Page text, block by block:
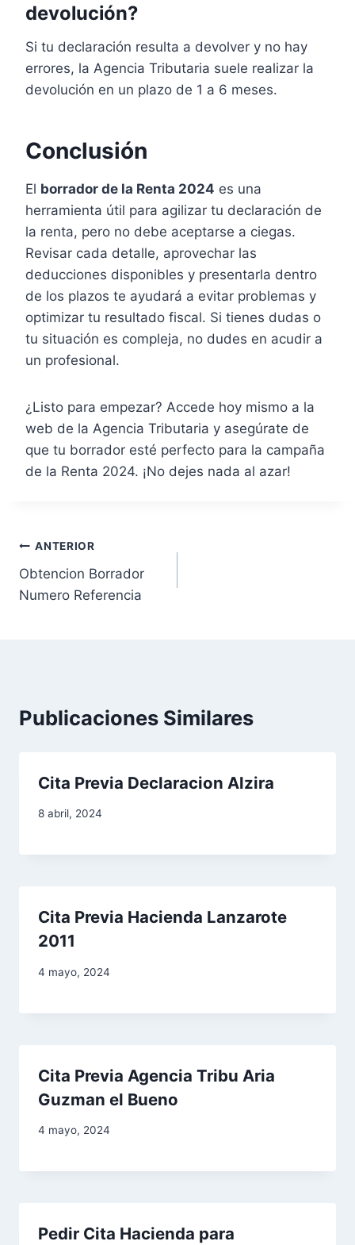
devolución?
Si tu declaración resulta a devolver y no hay
errores, la Agencia Tributaria suele realizar la
devolución en un plazo de 1 a 6 meses.
Conclusión
El borrador de la Renta 2024 es una
herramienta útil para agilizar tu declaración de
la renta, pero no debe aceptarse a ciegas.
Revisar cada detalle, aprovechar las
deducciones disponibles y presentarla dentro
de los plazos te ayudará a evitar problemas y
optimizar tu resultado fiscal. Si tienes dudas o
tu situación es compleja, no dudes en acudir a
un profesional.
¿Listo para empezar? Accede hoy mismo a la
web de la Agencia Tributaria y asegúrate de
que tu borrador esté perfecto para la campaña
de la Renta 2024. ¡No dejes nada al azar!
N
a
a
n
ANTERIOR
Obtencion Borrador
Numero Referencia
Publicaciones Similares
Cita Previa Declaracion Alzira
8 abril, 2024
Cita Previa Hacienda Lanzarote
2011
4 mayo, 2024
Cita Previa Agencia Tribu Aria
Guzman el Bueno
4 mayo, 2024
Pedir Cita Hacienda para